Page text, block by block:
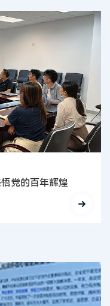
党的百年辉煌